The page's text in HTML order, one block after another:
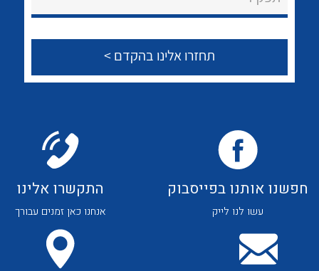
About Ateka Ltd.
צור קשר
לכל מוצרי היצרן לכל מוצרי היצרן
לכל מוצרי היצרן
חפשנו אותנו בפייסבוק
עשו לנו לייק
התקשרו אלינו
אנחנו כאן זמנים עבורך